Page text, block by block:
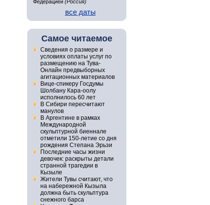
Федерацией (Россия)
все даты
Самое читаемое
Сведения о размере и
условиях оплаты услуг по
размещению на Тува-
Онлайн предвыборных
агитационных материалов
Вице-спикеру Госдумы
Шолбану Кара-оолу
исполнилось 60 лет
В Сибири пересчитают
манулов
В Аргентине в рамках
Международной
скульптурной биеннале
отметили 150-летие со дня
рождения Степана Эрьзи
Последние часы жизни
девочек: раскрыты детали
странной трагедии в
Кызыле
Жители Тувы считают, что
на набережной Кызыла
должна быть скульптура
снежного барса